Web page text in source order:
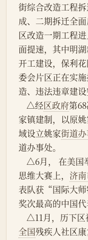
街综合改造工程
成、二期拆迁全
区改造一期工程进
面提速，其中明
开工建设，保利
委会片区正在实
造、违法违章建
    △经
区政府第
家镇建制，以原
域设立姚家街道
道办事处。
思维大赛上， 济
表队获“国际大
奖次最高的中国代
△11月，历下
全国残疾人社区康